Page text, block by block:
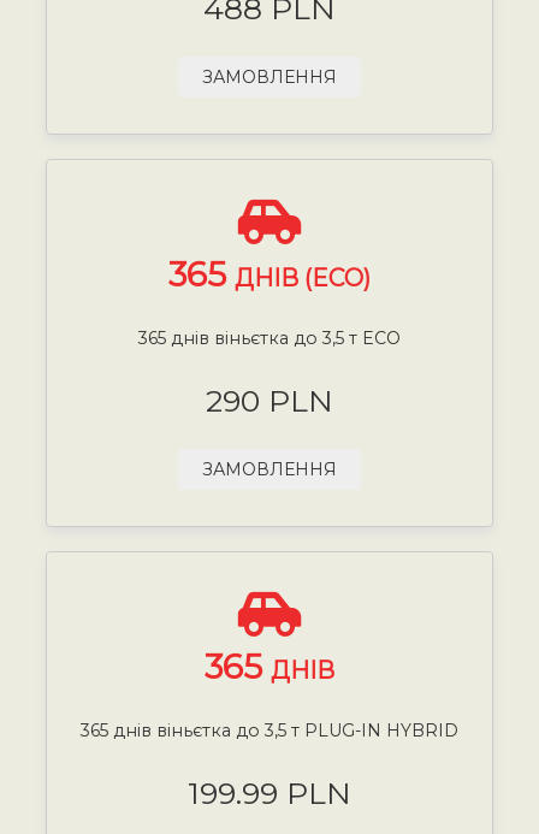
488 PLN
ЗАМОВЛЕННЯ
365 ДНІВ (ECO)
365 днів віньєтка до 3,5 т ECO
290 PLN
ЗАМОВЛЕННЯ
365 ДНІВ
365 днів віньєтка до 3,5 т PLUG-IN HYBRID
199.99 PLN